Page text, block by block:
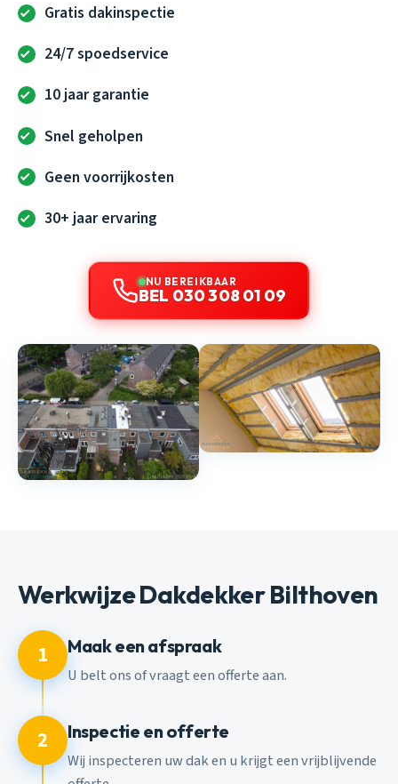
Gratis dakinspectie
24/7 spoedservice
10 jaar garantie
Snel geholpen
Geen voorrijkosten
30+ jaar ervaring
NU BEREIKBAAR
BEL 030 308 01 09
Werkwijze Dakdekker Bilthoven
1 Maak een afspraak
U belt ons of vraagt een offerte aan.
2 Inspectie en offerte
Wij inspecteren uw dak en u krijgt een vrijblijvende